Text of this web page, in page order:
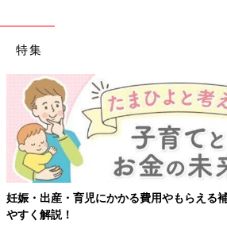
特集
妊娠・出産・育児にかかる費用やもらえる
やすく解説！